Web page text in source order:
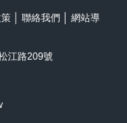
聯絡我們
網站導
江路209號